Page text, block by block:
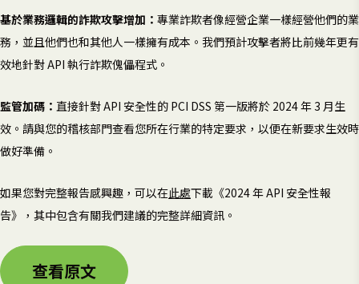
基於業務邏輯的詐欺攻擊增加： 專業詐欺者像經營企業一樣經營他們的業
務，並且他們也和其他人一樣擁有成本。我們預計攻擊者將比前幾年更有
效地針對 API 執行詐欺傀儡程式。
監管加碼： 直接針對 API 安全性的 PCI DSS 第一版將於 2024 年 3 月生
效。請與您的稽核部門查看您所在行業的特定要求，以便在新要求生效時
做好準備。
如果您對完整報告感興趣，可以在此處下載《2024 年 API 安全性報
告》，其中包含有關我們建議的完整詳細資訊。
查看原文